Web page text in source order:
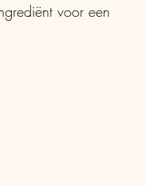
voor een